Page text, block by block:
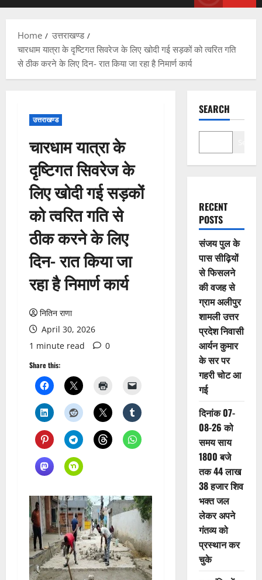
Home
उत्तराखण्ड
चारधाम यात्रा के दृष्टिगत सिवरेज के लिए खोदी गई सड़कों को त्वरित गति
से ठीक करने के लिए दिन- रात किया जा रहा है निमार्ण कार्य
उत्तराखण्ड
चारधाम यात्रा के
दृष्टिगत सिवरेज के
लिए खोदी गई सड़कों
को त्वरित गति से
ठीक करने के लिए
दिन- रात किया जा
रहा है निमार्ण कार्य
नितिन राणा
April 30, 2026
1 minute read
0
Share this:
SEARCH
RECENT
POSTS
संजय पुल के
पास सीढ़ियों
से फिसलने
की वजह से
ग्राम अलीपुर
शामली उत्तर
प्रदेश निवासी
आर्यन कुमार
के सर पर
गहरी चोट आ
गई
दिनांक 07-
08-26 को
समय साय
1800 बजे
तक 44 लाख
38 हजार शिव
भक्त जल
लेकर अपने
गंतव्य को
प्रस्थान कर
चुके